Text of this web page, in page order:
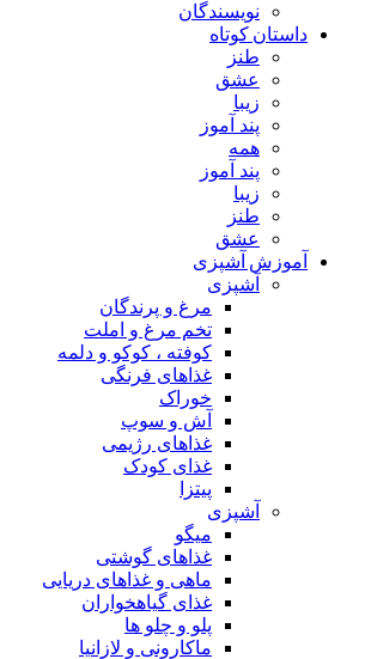
نویسندگان
داستان کوتاه
طنز
عشق
زیبا
پند آموز
همه
پند آموز
زیبا
طنز
عشق
آموزش آشپزی
آشپزی
مرغ و پرندگان
تخم مرغ و املت
کوفته ، کوکو و دلمه
غذاهای فرنگی
خوراک
آش و سوپ
غذاهای رژیمی
غذای کودک
پیتزا
آشپزی
میگو
غذاهای گوشتی
ماهی و غذاهای دریایی
غذای گیاهخواران
پلو و چلو ها
ماکارونی و لازانیا